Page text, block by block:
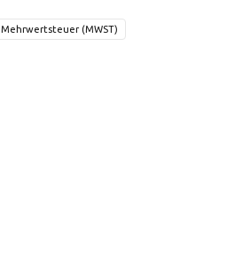
Mehrwertsteuer (MWST)